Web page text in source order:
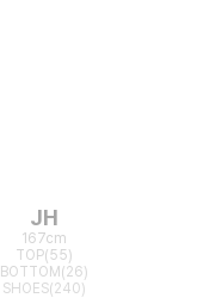
JH
167cm
TOP(55)
BOTTOM(26)
SHOES(240)